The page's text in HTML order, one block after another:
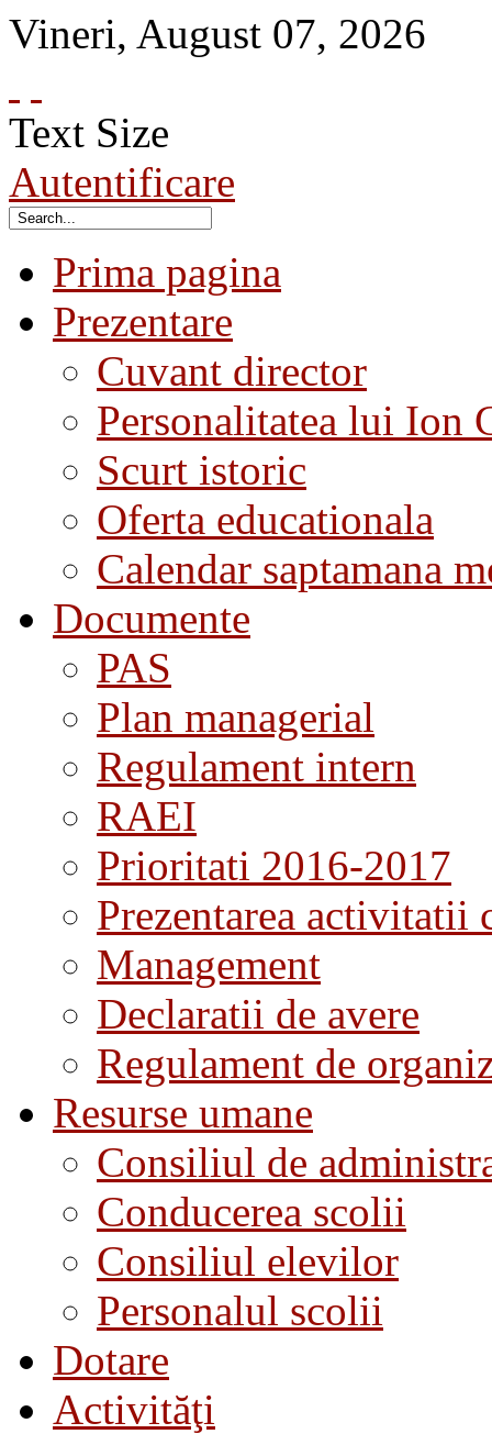
Vineri, August 07, 2026
Text Size
Autentificare
Prima pagina
Prezentare
Cuvant director
Personalitatea lui Ion
Scurt istoric
Oferta educationala
Calendar saptamana
Documente
PAS
Plan managerial
Regulament intern
RAEI
Prioritati 2016-2017
Prezentarea activitatii
Management
Declaratii de avere
Regulament de
Resurse umane
Consiliul de
Conducerea scolii
Consiliul elevilor
Personalul scolii
Dotare
Activităţi